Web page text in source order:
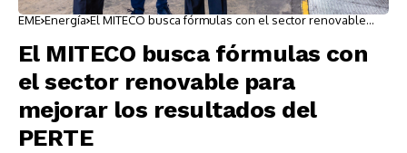
EME Energía El MITECO busca fórmulas con el sector renovable
El MITECO busca fórmulas con
el sector renovable para
mejorar los resultados del
PERTE